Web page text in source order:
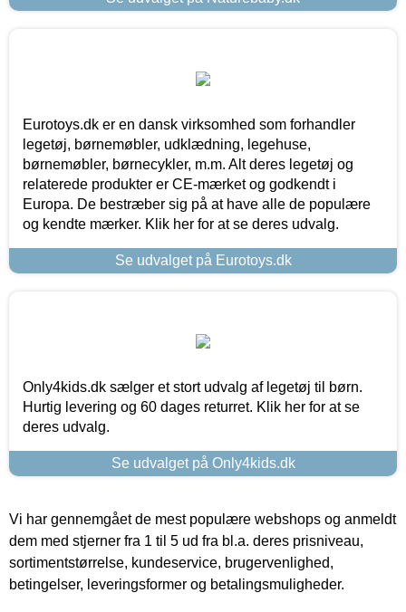
Eurotoys.dk er en dansk virksomhed som forhandler
legetøj, børnemøbler, udklædning, legehuse,
børnemøbler, børnecykler, m.m. Alt deres legetøj og
relaterede produkter er CE-mærket og godkendt i
Europa. De bestræber sig på at have alle de populære
og kendte mærker. Klik her for at se deres udvalg.
Se udvalget på Eurotoys.dk
Only4kids.dk sælger et stort udvalg af legetøj til børn.
Hurtig levering og 60 dages returret. Klik her for at se
deres udvalg.
Se udvalget på Only4kids.dk
Vi har gennemgået de mest populære webshops og anmeldt
dem med stjerner fra 1 til 5 ud fra bl.a. deres prisniveau,
sortimentstørrelse, kundeservice, brugervenlighed,
betingelser, leveringsformer og betalingsmuligheder.